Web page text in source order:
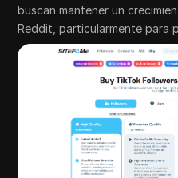
buscan mantener un
Reddit, particularmente para